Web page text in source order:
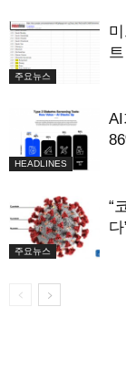
주요뉴스
HEADLINES
주요뉴스
“
다